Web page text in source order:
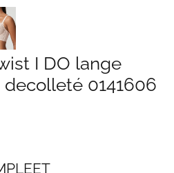
I DO lange
0141606